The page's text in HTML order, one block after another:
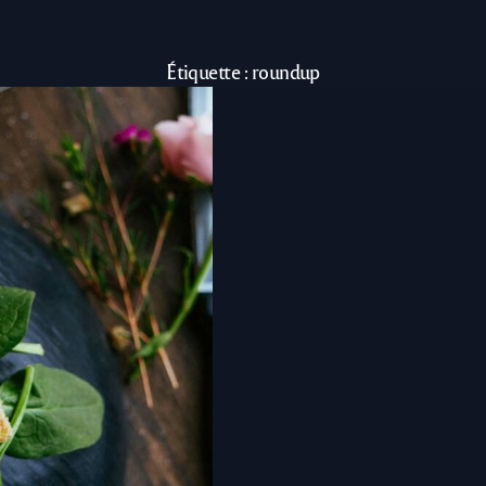
Étiquette : roundup